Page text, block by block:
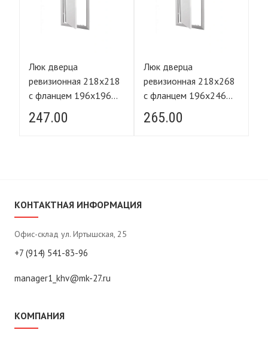
Люк дверца
ревизионная 218х218
с фланцем 196х196
АВС ЭРА
247.00
Люк дверца
ревизионная 218х268
с фланцем 196х246
АВС ЭРА
265.00
КОНТАКТНАЯ ИНФОРМАЦИЯ
Офис-склад ул. Иртышская, 25
+7 (914) 541-83-96
manager1_khv@mk-27.ru
КОМПАНИЯ